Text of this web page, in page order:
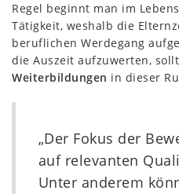
Regel beginnt man im
Tätigkeit, weshalb die
beruflichen Werdegang
die Auszeit aufzuwerten,
Weiterbildungen in dieser
„Der Fokus der
auf relevanten
Unter anderem